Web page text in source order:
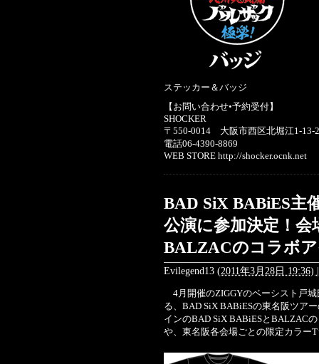
ステッカー＆バッジ
【お問い合わせ•予約受付】
SHOCKER
〒550-0014 大阪市西区北堀江1-13-
電話06-4390-8869
WEB STORE http://shocker.ocnk.net
BAD SiX BABiES主
公演に参加決定！
BALZACのコラボ
Evilegend13 (2011年3月28日 19:36) |
4月開催のZIGGYのベーシスト戸城
る、BAD SiX BABiESの東名阪ツア
インのBAD SiX BABiESとBALZAC
や、東名阪各会場ごとの限定カラー